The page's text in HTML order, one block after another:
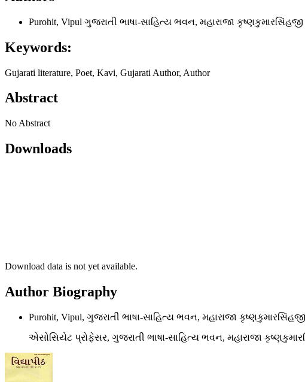
Purohit, Vipul ગુજરાતી ભાષા-સાહિત્ય ભવન, મહારાજા
Keywords:
Gujarati literature, Poet, Kavi, Gujarati Author, Author
Abstract
No Abstract
Downloads
Download data is not yet available.
Author Biography
Purohit, Vipul, ગુજરાતી ભાષા-સાહિત્ય ભવન, મહારાજા
એસોસિયેટ પ્રોફેસર, ગુજરાતી ભાષા-સાહિત્ય ભવન, મહારાજા